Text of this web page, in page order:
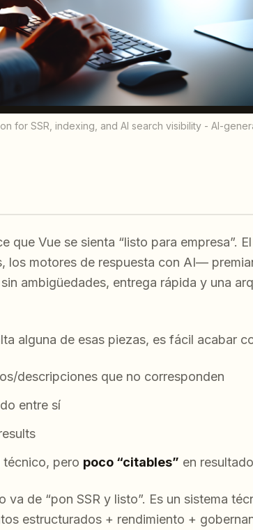
for SSR, indexing, and AI search visibility - AI-
que Vue se sienta “listo para empresa”.
los motores de respuesta con AI—
ambigüedades, entrega rápida y una
alguna de esas piezas, es fácil acabar
descripciones que no corresponden
entre sí
técnico, pero poco “citables” en
va de “pon SSR y listo”. Es un sistema
estructurados + rendimiento +